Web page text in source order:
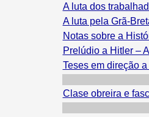
A luta dos
A luta pela Grã-
Notas sobre a
Prelúdio a Hitler –
Teses em direção
Clase obreira e